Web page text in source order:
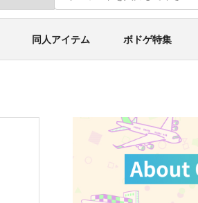
同人アイテム ボドゲ特集